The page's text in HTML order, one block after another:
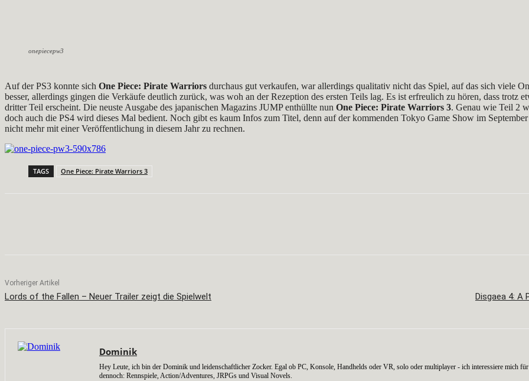
onepiecepw3
Auf der PS3 konnte sich One Piece: Pirate Warriors durchaus gut verkaufen, war allerdings qualitativ nicht das Spiel, auf das sich viele
besser, allerdings gingen die Verkäufe deutlich zurück, was woh an der Rezeption des ersten Teils lag. Es ist erfreulich zu hören, dass trotz
dritter Teil erscheint. Die neuste Ausgabe des japanischen Magazins JUMP enthüllte nun One Piece: Pirate Warriors 3. Genau wie Teil 2
doch auch die PS4 wird dieses Mal bedient. Noch gibt es kaum Infos zum Titel, denn auf der kommenden Tokyo Game Show im
nicht mehr mit einer Veröffentlichung in diesem Jahr zu rechnen.
TAGS One Piece: Pirate Warriors 3
Vorheriger Artikel
Lords of the Fallen – Neuer Trailer zeigt die Spielwelt Disgaea 4: A
Dominik
Hey Leute, ich bin der Dominik und leidenschaftlicher Zocker. Egal ob PC, Konsole, Handhelds oder VR, solo oder multiplayer - ich interessiere mich
dennoch: Rennspiele, Action/Adventures, JRPGs und Visual Novels.